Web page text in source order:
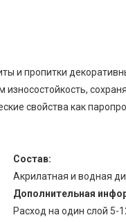
и пропитки
свойства как
Состав:
Акрилатная и водная
Дополнительная
Расход на один слой 5-